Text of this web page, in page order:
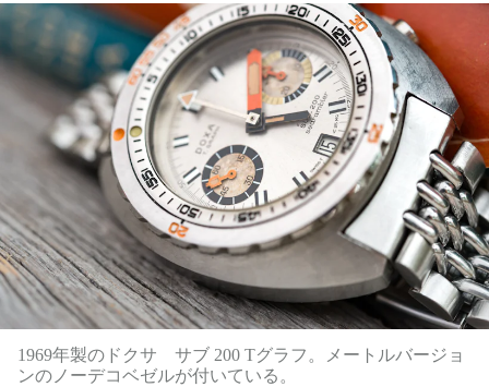
1969年製のドクサ サブ 200 Tグラフ。メートルバージョ
ンのノーデコベゼルが付いている。